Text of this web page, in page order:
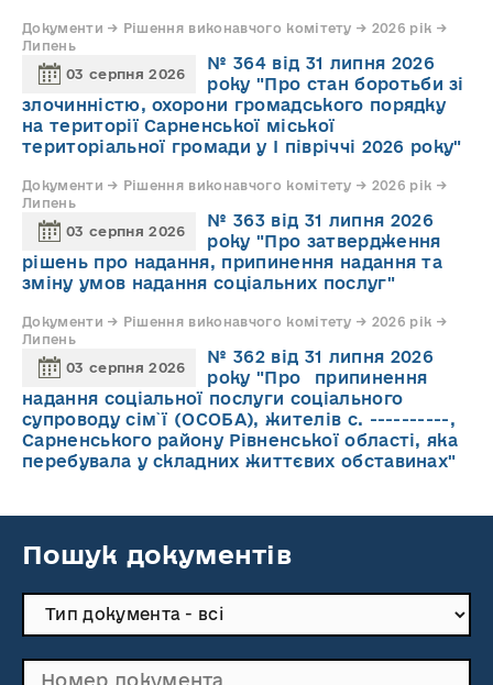
Документи → Рішення виконавчого комітету → 2026 рік →
Липень
03 серпня 2026
№ 364 від 31 липня 2026
року "Про стан боротьби зі
злочинністю, охорони громадського порядку
на території Сарненської міської
територіальної громади у І півріччі 2026 року"
Документи → Рішення виконавчого комітету → 2026 рік →
Липень
03 серпня 2026
№ 363 від 31 липня 2026
року "Про затвердження
рішень про надання, припинення надання та
зміну умов надання соціальних послуг"
Документи → Рішення виконавчого комітету → 2026 рік →
Липень
03 серпня 2026
№ 362 від 31 липня 2026
року "Про припинення
надання соціальної послуги соціального
супроводу cім`ї (ОСОБА), жителів с. ----------,
Сарненського району Рівненської області, яка
перебувала у складних життєвих обставинах"
Пошук документів